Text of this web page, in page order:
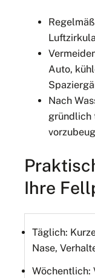
Auto,
Nach
gründlich
Ihre
Täglich:
Nase,
Wöchentlich: